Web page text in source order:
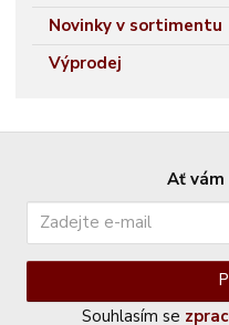
Novinky v sortimentu
Výprodej
Ať vám
Souhlasím se